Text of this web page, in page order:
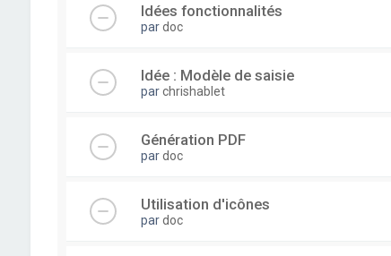
Idées fonctionnalités
pardoc
Idée : Modèle de saisie
parchrishablet
Génération PDF
pardoc
Utilisation d'icônes
pardoc